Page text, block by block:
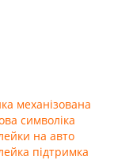
механізована
символіка
на авто
підтримка